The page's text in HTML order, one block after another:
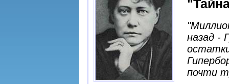
назад -
почти